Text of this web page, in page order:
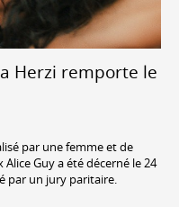
Herzi remporte le
par une femme et de
Guy a été décerné le 24
par un jury paritaire.